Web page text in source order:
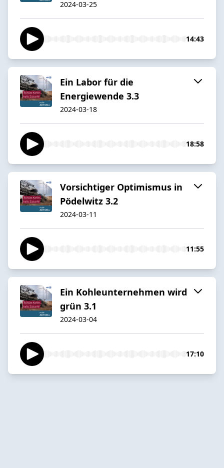
2024-03-25
14:43
Ein Labor für die
Energiewende 3.3
2024-03-18
18:58
Vorsichtiger Optimismus in
Pödelwitz 3.2
2024-03-11
11:55
Ein Kohleunternehmen wird
grün 3.1
2024-03-04
17:10